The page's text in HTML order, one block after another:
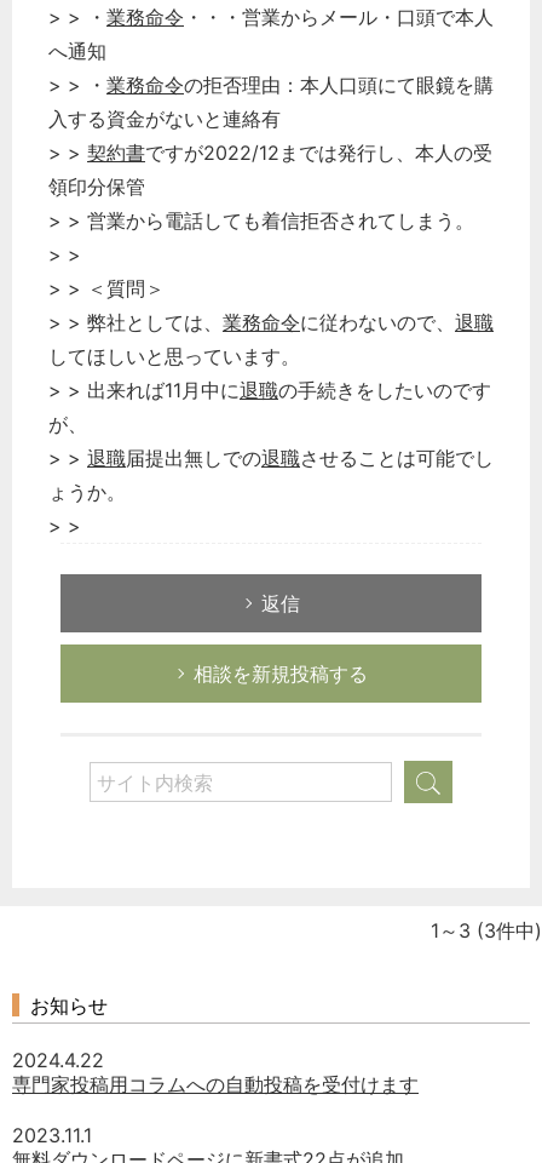
> > ・ 業務命令 ・・・営業からメール・口頭で本人
へ通知
> > ・ 業務命令の拒否理由：本人口頭にて眼鏡を購
入する資金がないと連絡有
> > 契約書ですが2022/12までは発行し、本人の受
領印分保管
> > 営業から電話しても着信拒否されてしまう。
> >
> > ＜質問＞
> > 弊社としては、 業務命令に従わないので、 退職
してほしいと思っています。
> > 出来れば11月中に退職の手続きをしたいのです
が、
> > 退職届提出無しでの退職させることは可能でし
ょうか。
> >
返信
相談を新規投稿する
1～3 (3件中)
お知らせ
2024.4.22
専門家投稿用コラムへの自動投稿を受付けます
2023.11.1